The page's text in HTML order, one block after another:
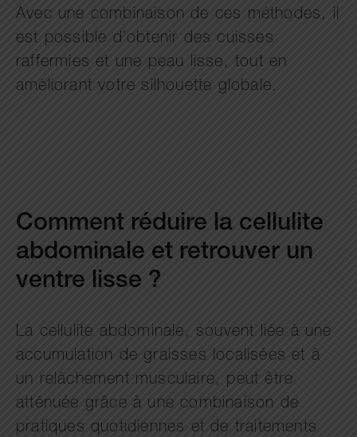
Avec une combinaison de ces méthodes, il
est possible d’obtenir des cuisses
raffermies et une peau lisse, tout en
améliorant votre silhouette globale.
Comment réduire la cellulite
abdominale et retrouver un
ventre lisse ?
La cellulite abdominale, souvent liée à une
accumulation de graisses localisées et à
un relâchement musculaire, peut être
atténuée grâce à une combinaison de
pratiques quotidiennes et de traitements